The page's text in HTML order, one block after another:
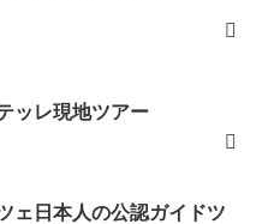
ッレ現地ツアー
ェ日本人の公認ガイドツ